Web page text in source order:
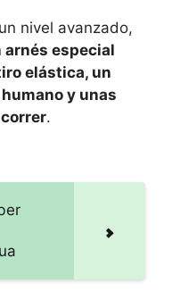
nivel avanzado,
arnés especial
elástica, un
y unas
.